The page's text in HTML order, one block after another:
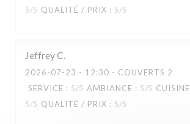
5/5 QUALITÉ / PRIX : 5/5
JeffreyC
2026-07-23 - 12:30 - COUVERTS 2
SERVICE : 5/5 AMBIANCE : 5/5 CUISINE
5/5 QUALITÉ / PRIX : 5/5